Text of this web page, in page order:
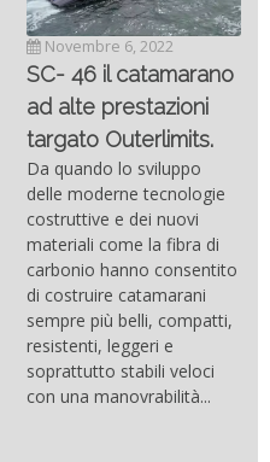
Novembre 6, 2022
SC- 46 il catamarano
ad alte prestazioni
targato Outerlimits.
Da quando lo sviluppo
delle moderne tecnologie
costruttive e dei nuovi
materiali come la fibra di
carbonio hanno consentito
di costruire catamarani
sempre più belli, compatti,
resistenti, leggeri e
soprattutto stabili veloci
con una manovrabilità...